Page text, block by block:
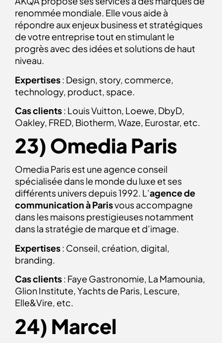
renommée mondiale. Elle vous aide à
répondre aux enjeux business et stratégiques
de votre entreprise tout en stimulant le
progrès avec des idées et solutions de haut
niveau.
Expertises: Design, story, commerce,
technology, product, space.
Cas clients: Louis Vuitton, Loewe, DbyD,
Oakley, FRED, Biotherm, Waze, Eurostar, etc.
23) Omedia Paris
Omedia Paris est une agence conseil
spécialisée dans le monde du luxe et ses
différents univers depuis 1992. L’agence de
communication à Parisvous accompagne
dans les maisons prestigieuses notamment
dans la stratégie de marque et d’image.
Expertises: Conseil, création, digital,
branding.
Cas clients: Faye Gastronomie, La Mamounia,
Glion Institute, Yachts de Paris, Lescure,
Elle&Vire, etc.
24) Marcel